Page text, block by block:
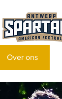
Over ons